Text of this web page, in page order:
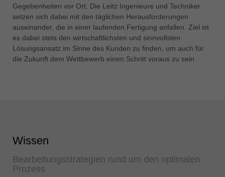
Gegebenheiten vor Ort. Die Leitz Ingenieure und Techniker
setzen sich dabei mit den täglichen Herausforderungen
auseinander, die in einer laufenden Fertigung anfallen. Ziel ist
es dabei stets den wirtschaftlichsten und sinnvollsten
Lösungsansatz im Sinne des Kunden zu finden, um auch für
die Zukunft dem Wettbewerb einen Schritt voraus zu sein.
Wissen
Bearbeitungsstrategien rund um den optimalen
Prozess